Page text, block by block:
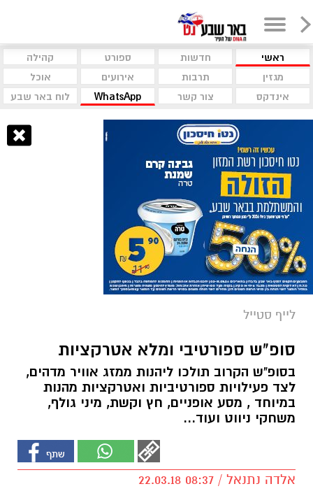
ראשי חדשות ספורט
קהילה
מגזין
תרבות אירועים
אוכל
אינדקס
צור קשר WhatsApp לוח באר שבע
לייף סטייל
סופ"ש ספורטיבי ומלא אטרקציות
בסופ"ש הקרוב תולכו ליהנות ממזג אוויר מדהים,
לצד פעילויות ספורטיביות ואטרקציות מהנות
במיוחד , מסע אופניים, חץ וקשת, מיני גולף,
משחקי ניווט ועוד...
אלדה נתנאל / 08:37 22.03.18